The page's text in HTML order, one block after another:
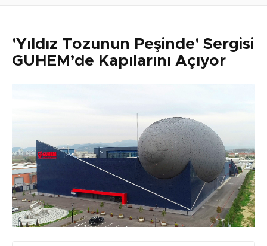
'Yıldız Tozunun Peşinde' Sergisi
GUHEM’de Kapılarını Açıyor